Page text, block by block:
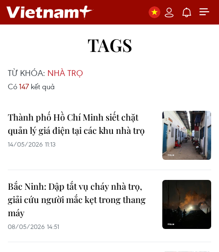
TAGS
TỪ KHÓA: NHÀ TRỌ
Có 147 kết quả
Thành phố Hồ Chí Minh siết chặt
quản lý giá điện tại các khu nhà trọ
14/05/2026 11:13
Bắc Ninh: Dập tắt vụ cháy nhà trọ,
giải cứu người mắc kẹt trong thang
máy
08/05/2026 14:51